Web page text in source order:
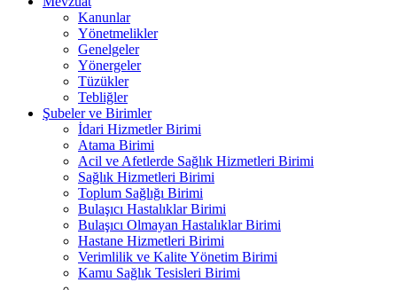
Kanunlar
Yönetmelikler
Genelgeler
Yönergeler
Tüzükler
Tebliğler
Şubeler ve Birimler
İdari Hizmetler Birimi
Atama Birimi
Acil ve Afetlerde Sağlık Hizmetleri Birimi
Sağlık Hizmetleri Birimi
Toplum Sağlığı Birimi
Bulaşıcı Hastalıklar Birimi
Bulaşıcı Olmayan Hastalıklar Birimi
Hastane Hizmetleri Birimi
Verimlilik ve Kalite Yönetim Birimi
Kamu Sağlık Tesisleri Birimi